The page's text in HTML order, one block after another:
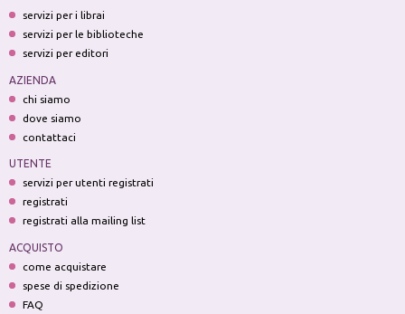
servizi per i librai
servizi per le biblioteche
servizi per editori
AZIENDA
chi siamo
dove siamo
contattaci
UTENTE
servizi per utenti registrati
registrati
registrati alla mailing list
ACQUISTO
come acquistare
spese di spedizione
FAQ